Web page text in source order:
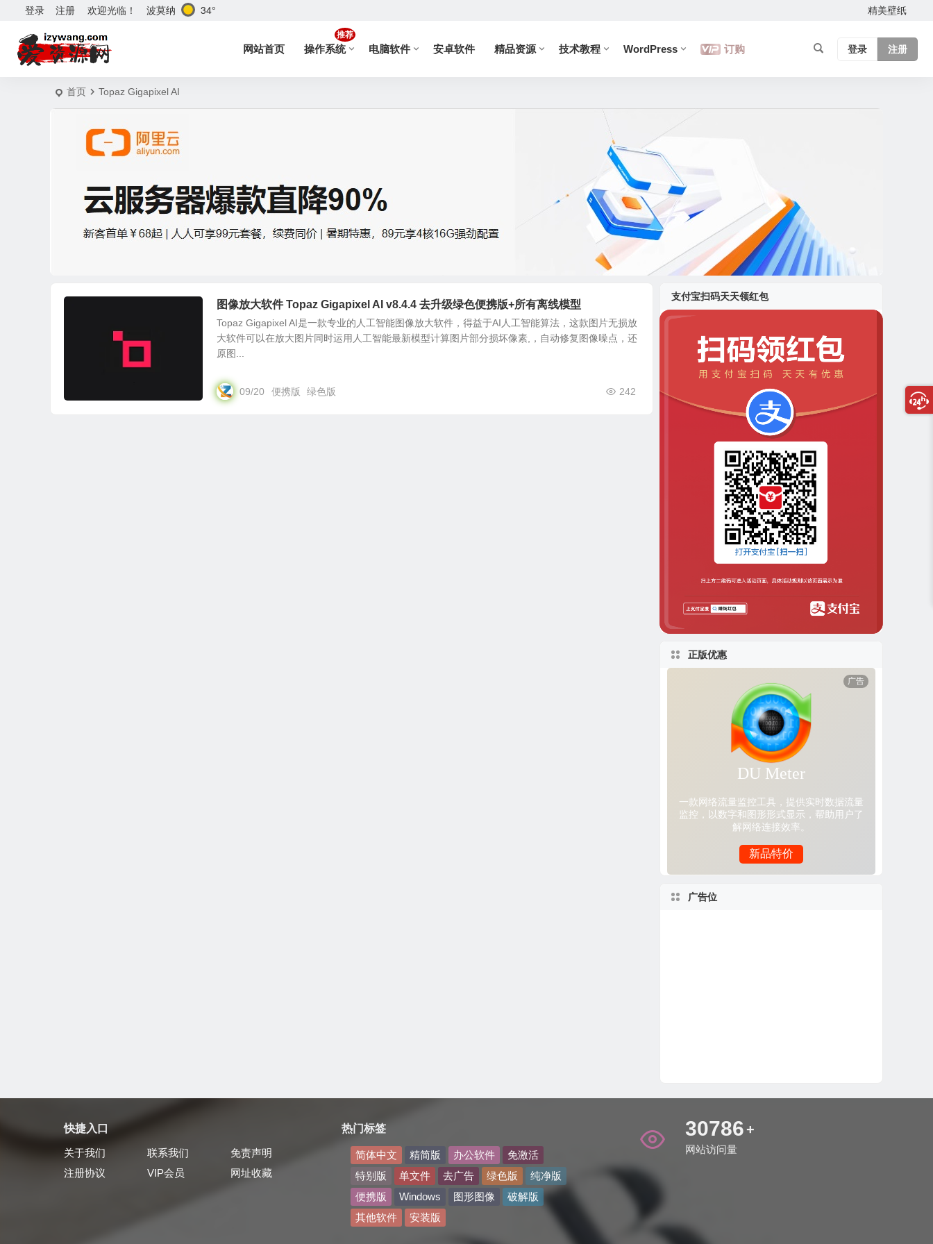
欢迎光临！
登录 注册 波莫纳 34° 精美壁纸
网站首页 操作系统
推荐
电脑软件 安卓软件 精品资源 技术教程 WordPress 订购 登录 注册
首页 Topaz Gigapixel AI
图像放大软件 Topaz Gigapixel AI v8.4.4 去升级绿色便携版+所有离线模型
Topaz Gigapixel AI是一款专业的人工智能图像放大软件，得益于AI人工智能算法，这款图片无损放
大软件可以在放大图片同时运用人工智能最新模型计算图片部分损坏像素,，自动修复图像噪点，还
原图...
09/20 242
便携版 绿色版
支付宝扫码天天领红包
正版优惠
广告位
快捷入口
关于我们 联系我们
免责声明
注册协议
VIP会员 网址收藏
热门标签
简体中文 精简版 办公软件
免激活
特别版
单文件 去广告 绿色版
纯净版
便携版
Windows 图形图像
破解版
其他软件
安装版
35959 +
网站访问量